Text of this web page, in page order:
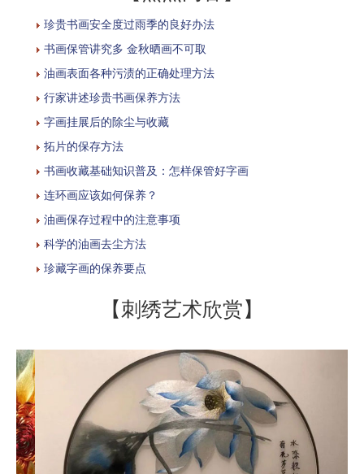
珍贵书画安全度过雨季的良好办法
书画保管讲究多 金秋晒画不可取
油画表面各种污渍的正确处理方法
行家讲述珍贵书画保养方法
字画挂展后的除尘与收藏
拓片的保存方法
书画收藏基础知识普及：怎样保管好字画
连环画应该如何保养？
油画保存过程中的注意事项
科学的油画去尘方法
珍藏字画的保养要点
【刺绣艺术欣赏】